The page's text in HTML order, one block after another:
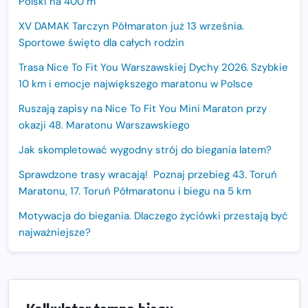
XV DAMAK Tarczyn Półmaraton już 13 września.
Sportowe święto dla całych rodzin
Trasa Nice To Fit You Warszawskiej Dychy 2026. Szybkie
10 km i emocje największego maratonu w Polsce
Ruszają zapisy na Nice To Fit You Mini Maraton przy
okazji 48. Maratonu Warszawskiego
Jak skompletować wygodny strój do biegania latem?
Sprawdzone trasy wracają! Poznaj przebieg 43. Toruń
Maratonu, 17. Toruń Półmaratonu i biegu na 5 km
Motywacja do biegania. Dlaczego życiówki przestają być
najważniejsze?